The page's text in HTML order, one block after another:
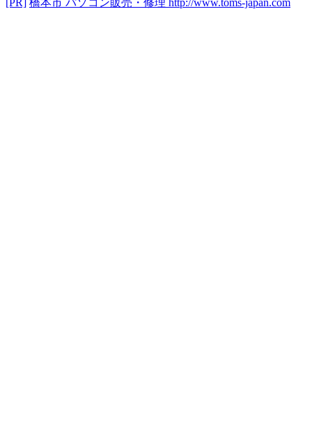
[PR] 橋本市 パソコン販売・修理 http://www.toms-japan.com